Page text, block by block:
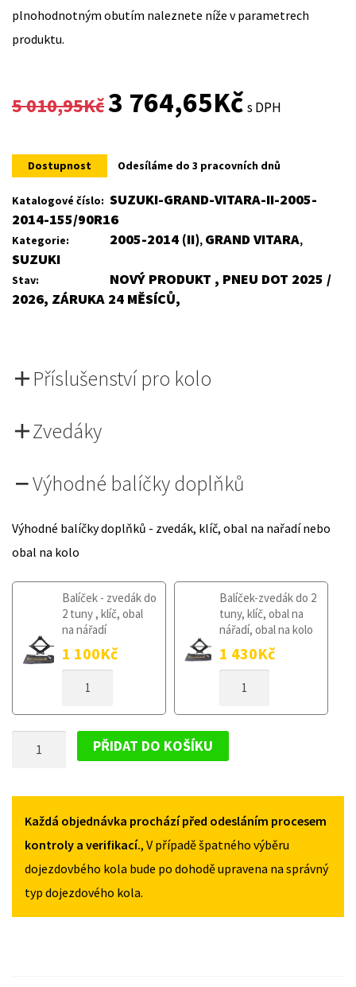
plnohodnotným obutím naleznete níže v parametrech
produktu.
5 010,95Kč
Original
was:
5
010,95Kč.
3 764,65KčCurrent
is:
3
s DPH
Dostupnost Odesíláme do 3 pracovních dnů
Katalogové číslo: SUZUKI-GRAND-VITARA-II-2005-
2014-155/90R16
Kategorie: 2005-2014 (II), GRAND VITARA,
SUZUKI
Stav:
NOVÝ PRODUKT , PNEU DOT 2025 /
2026, ZÁRUKA 24 MĚSÍCŮ,
Příslušenství pro kolo
Zvedáky
Výhodné balíčky doplňků
Výhodné balíčky doplňků - zvedák, klíč, obal na nařadí nebo
obal na kolo
Balíček - zvedák do
2 tuny , klíč, obal
na nářadí
1 100Kč
KOLO
VITARA
MNOŽSTVÍ
Balíček-zvedák do 2
tuny, klíč, obal na
nářadí, obal na kolo
1 430Kč
KOLO
II
MNOŽSTVÍ
GRAND
VITARA
155/90R16
MNOŽSTVÍ
PŘIDAT DO KOŠÍKU
Každá objednávka prochází před odesláním procesem
kontroly a verifikací., V případě špatného výběru
dojezdovbého kola bude po dohodě upravena na správný
typ dojezdového kola.